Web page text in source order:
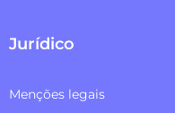
Jurídico
Menções legais